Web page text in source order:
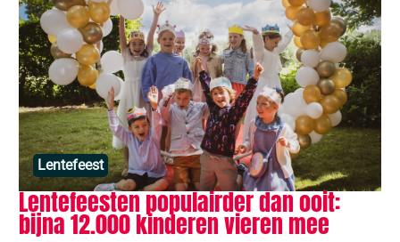
Lentefeest
Lentefeesten populairder dan ooit:
bijna 12.000 kinderen vieren mee